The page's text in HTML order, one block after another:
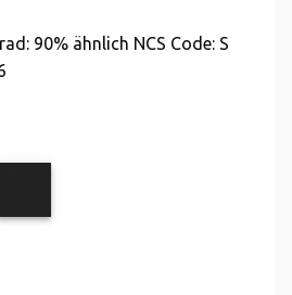
90% ähnlich NCS Code: S